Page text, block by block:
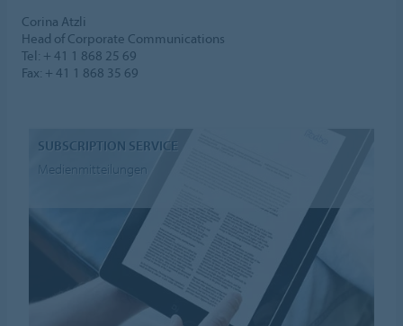
Corina Atzli
Head of Corporate Communications
Tel: + 41 1 868 25 69
Fax: + 41 1 868 35 69
SUBSCRIPTION SERVICE
Medienmitteilungen